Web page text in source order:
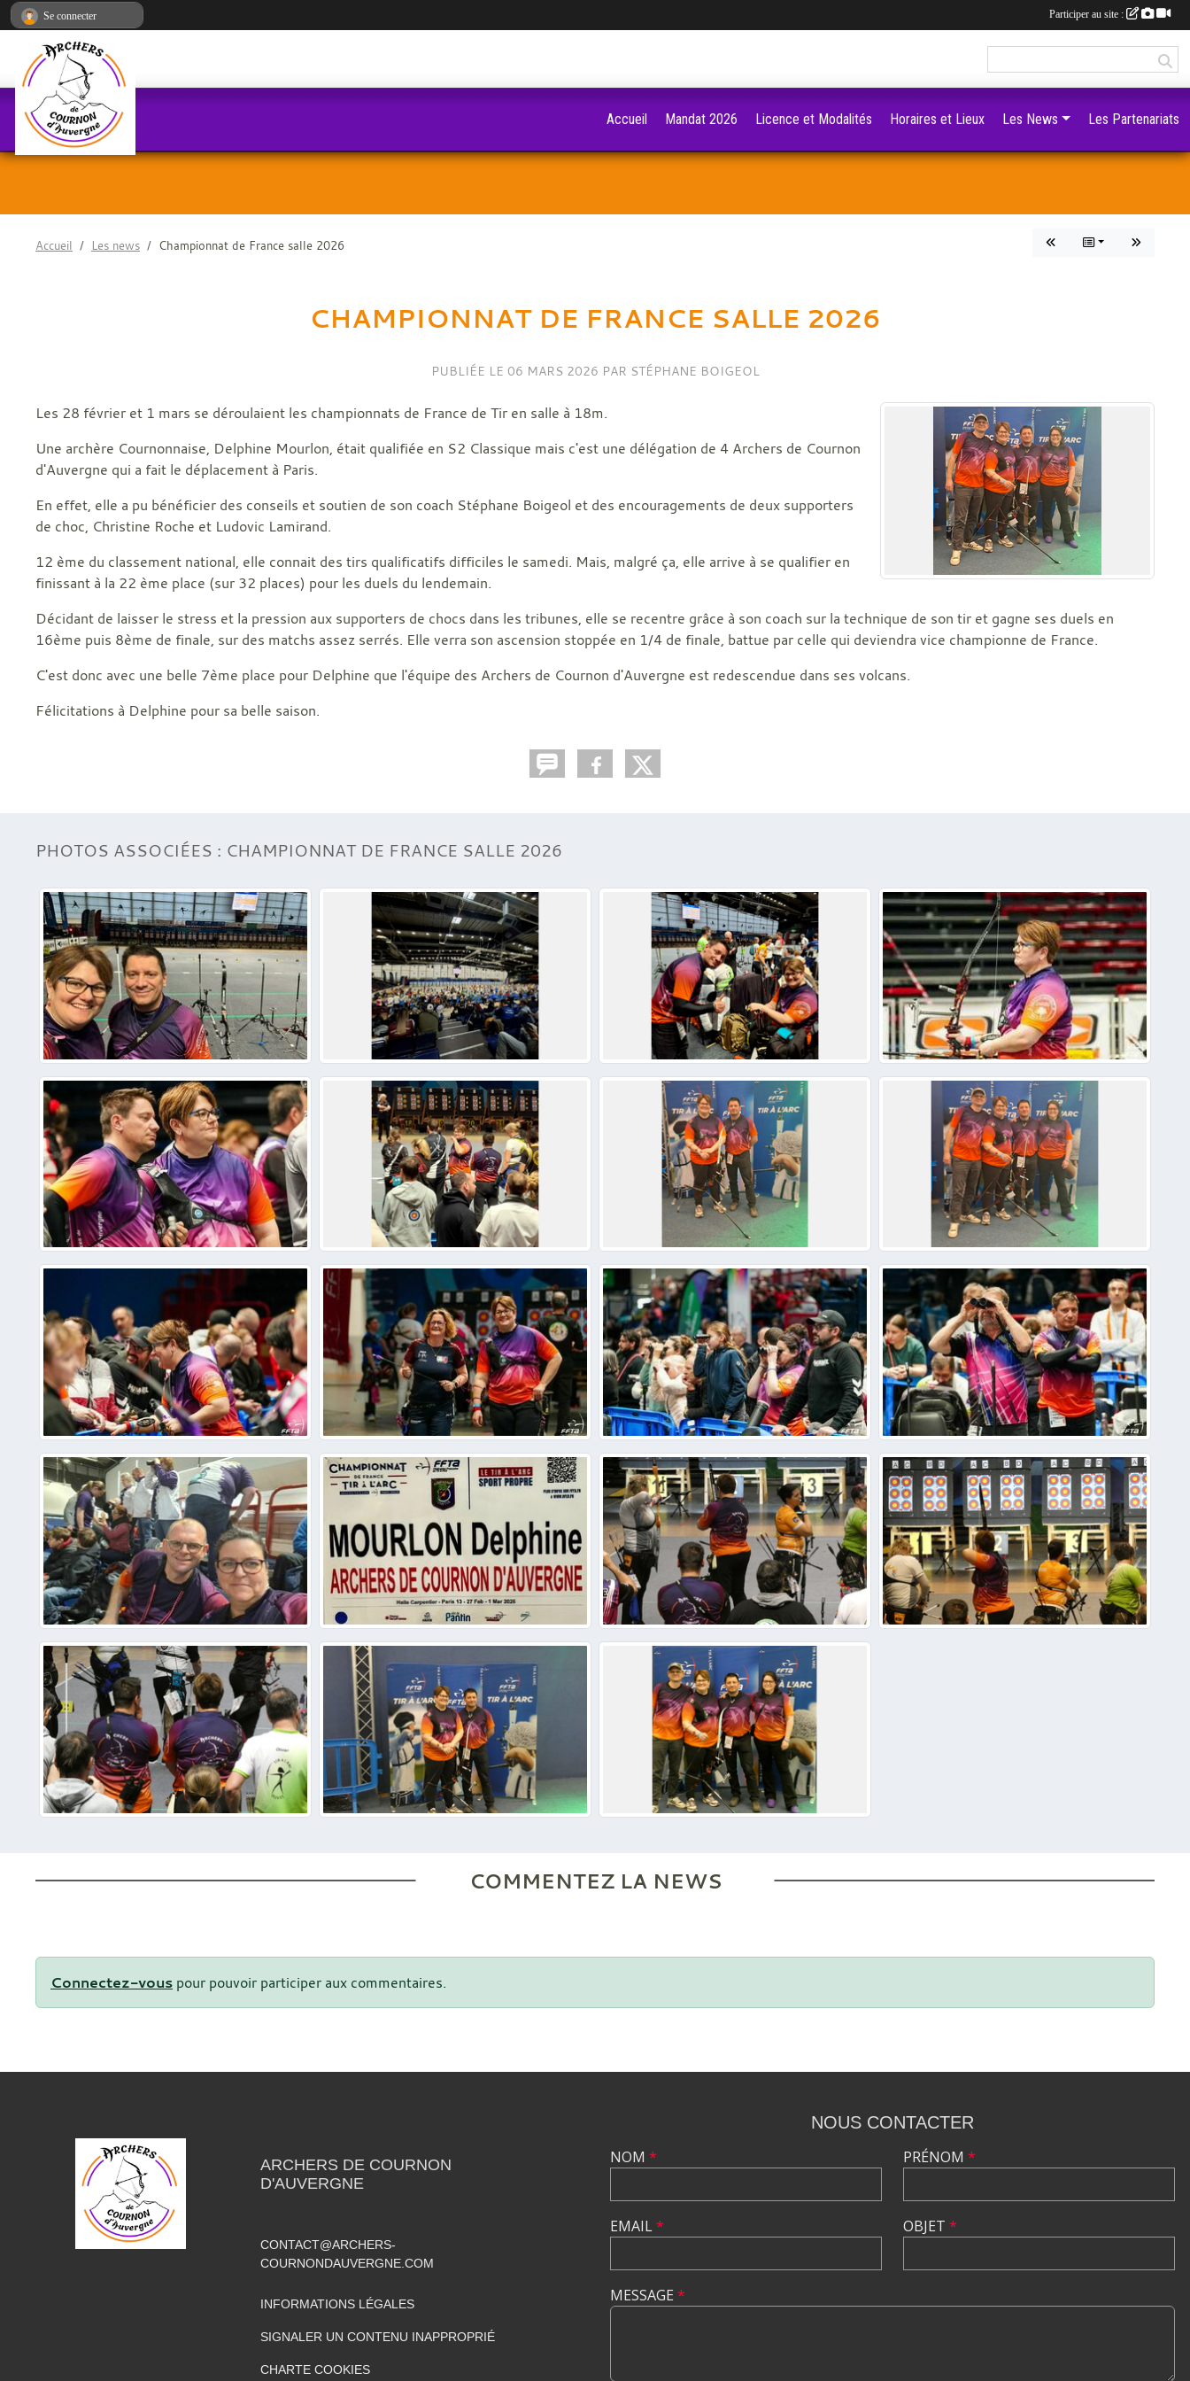
Accueil Les news Championnat de France salle 2026
CHAMPIONNAT DE FRANCE SALLE 2026
PUBLIÉE LE 06 MARS 2026 PAR STÉPHANE BOIGEOL
Les 28 février et 1 mars se déroulaient les championnats de France de Tir en salle à 18m.
Une archère Cournonnaise, Delphine Mourlon, était qualifiée en S2 Classique mais c'est une délégation de 4 Archers de Cournon
d'Auvergne qui a fait le déplacement à Paris.
En effet, elle a pu bénéficier des conseils et soutien de son coach Stéphane Boigeol et des encouragements de deux supporters
de choc, Christine Roche et Ludovic Lamirand.
12 ème du classement national, elle connait des tirs qualificatifs difficiles le samedi. Mais, malgré ça, elle arrive à se qualifier en
finissant à la 22 ème place (sur 32 places) pour les duels du lendemain.
Décidant de laisser le stress et la pression aux supporters de chocs dans les tribunes, elle se recentre grâce à son coach sur la technique de son tir et gagne ses duels en
16ème puis 8ème de finale, sur des matchs assez serrés. Elle verra son ascension stoppée en 1/4 de finale, battue par celle qui deviendra vice championne de France.
C'est donc avec une belle 7ème place pour Delphine que l'équipe des Archers de Cournon d'Auvergne est redescendue dans ses volcans.
Félicitations à Delphine pour sa belle saison.
PHOTOS ASSOCIÉES : CHAMPIONNAT DE FRANCE SALLE 2026
COMMENTEZ LA NEWS
Connectez-vous pour pouvoir participer aux commentaires.
Accueil Mandat 2026 Licence et Modalités Horaires et Lieux Les News Les Partenariats
ARCHERS DE COURNON
D'AUVERGNE
CONTACT@ARCHERS-
COURNONDAUVERGNE.COM
INFORMATIONS LÉGALES
SIGNALER UN CONTENU INAPPROPRIÉ
CHARTE COOKIES
NOUS CONTACTER
NOM *
EMAIL*
PRÉNOM *
OBJET *
MESSAGE *
Se connecter Participer au site :
Panneau de gestion des cookies